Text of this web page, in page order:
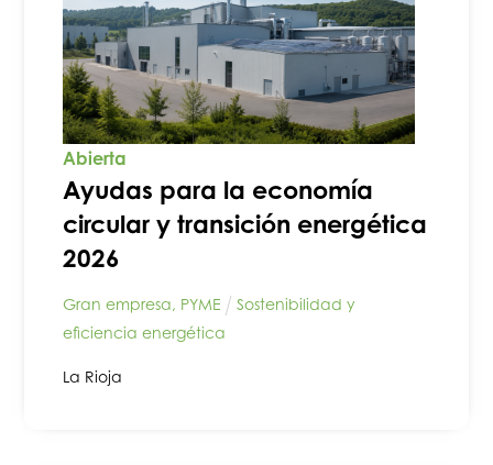
Abierta
Ayudas para la economía
circular y transición energética
2026
Gran empresa, PYME
Sostenibilidad y
eficiencia energética
La Rioja